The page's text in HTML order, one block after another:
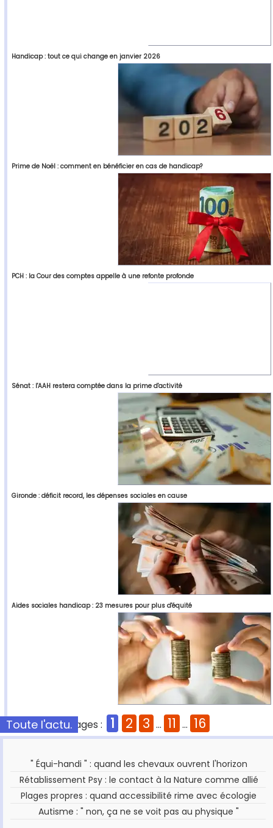
Handicap : tout ce qui change en janvier 2026
Prime de Noël : comment en bénéficier en cas de handicap?
PCH : la Cour des comptes appelle à une refonte profonde
Sénat : l'AAH restera comptée dans la prime d'activité
Gironde : déficit record, les dépenses sociales en cause
Aides sociales handicap : 23 mesures pour plus d'équité
Pages : 1 2 3 ... 11 ... 16
Toute l'actu.
" Équi-handi " : quand les chevaux ouvrent l'horizon
Rétablissement Psy : le contact à la Nature comme allié
Plages propres : quand accessibilité rime avec écologie
Autisme : " non, ça ne se voit pas au physique "